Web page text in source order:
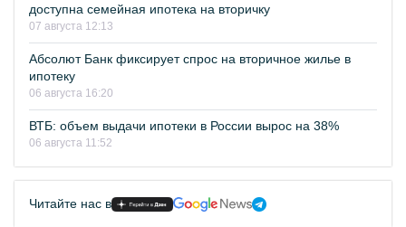
доступна семейная ипотека на вторичку
07 августа 12:13
Абсолют Банк фиксирует спрос на вторичное жилье в
ипотеку
06 августа 16:20
ВТБ: объем выдачи ипотеки в России вырос на 38%
06 августа 11:52
Читайте нас в